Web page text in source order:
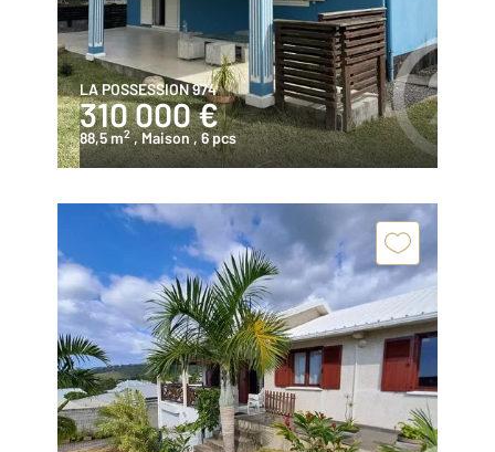
LA POSSESSION 974
310 000 €
88,5 m2 , Maison, 6 pcs